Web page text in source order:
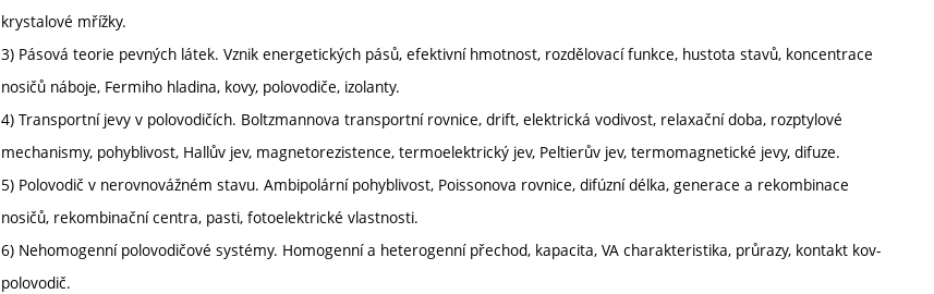
krystalové mřížky.
3) Pásová teorie pevných látek. Vznik energetických pásů, efektivní hmotnost, rozdělovací funkce, hustota stavů, koncentrace
nosičů náboje, Fermiho hladina, kovy, polovodiče, izolanty.
4) Transportní jevy v polovodičích. Boltzmannova transportní rovnice, drift, elektrická vodivost, relaxační doba, rozptylové
mechanismy, pohyblivost, Hallův jev, magnetorezistence, termoelektrický jev, Peltierův jev, termomagnetické jevy, difuze.
5) Polovodič v nerovnovážném stavu. Ambipolární pohyblivost, Poissonova rovnice, difúzní délka, generace a rekombinace
nosičů, rekombinační centra, pasti, fotoelektrické vlastnosti.
6) Nehomogenní polovodičové systémy. Homogenní a heterogenní přechod, kapacita, VA charakteristika, průrazy, kontakt kov-
polovodič.